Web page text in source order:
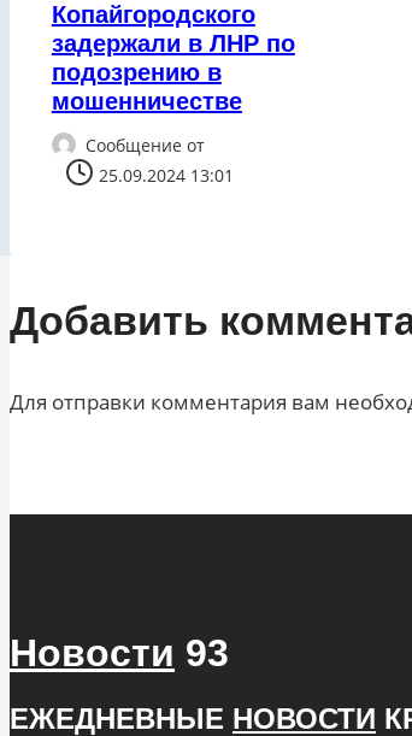
Копайгородского
задержали в ЛНР по
подозрению в
мошенничестве
Сообщение от
25.09.2024 13:01
Добавить
Для отправки комментария вам
Новости 93
ЕЖЕДНЕВНЫЕ НОВОСТИ